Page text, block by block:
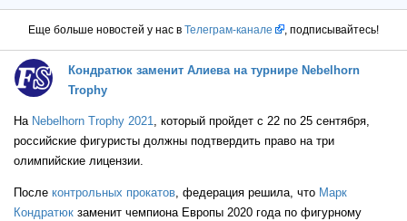
RUS
RUS
Еще больше новостей у нас в Телеграм-канале , подписывайтесь!
Кондратюк заменит Алиева на турнире Nebelhorn
Trophy
На Nebelhorn Trophy 2021, который пройдет с 22 по 25 сентября,
российские фигуристы должны подтвердить право на три
олимпийские лицензии.
После контрольных прокатов, федерация решила, что Марк
Кондратюк заменит чемпиона Европы 2020 года по фигурному